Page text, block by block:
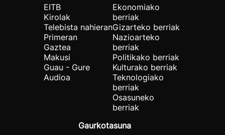
EITB
Kirolak
Telebista nahieran
Primeran
Gaztea
Makusi
Guau - Gure
Audioa
Ekonomiako
berriak
Gizarteko berriak
Nazioarteko
berriak
Politikako berriak
Kulturako berriak
Teknologiako
berriak
Osasuneko
berriak
Gaurkotasuna